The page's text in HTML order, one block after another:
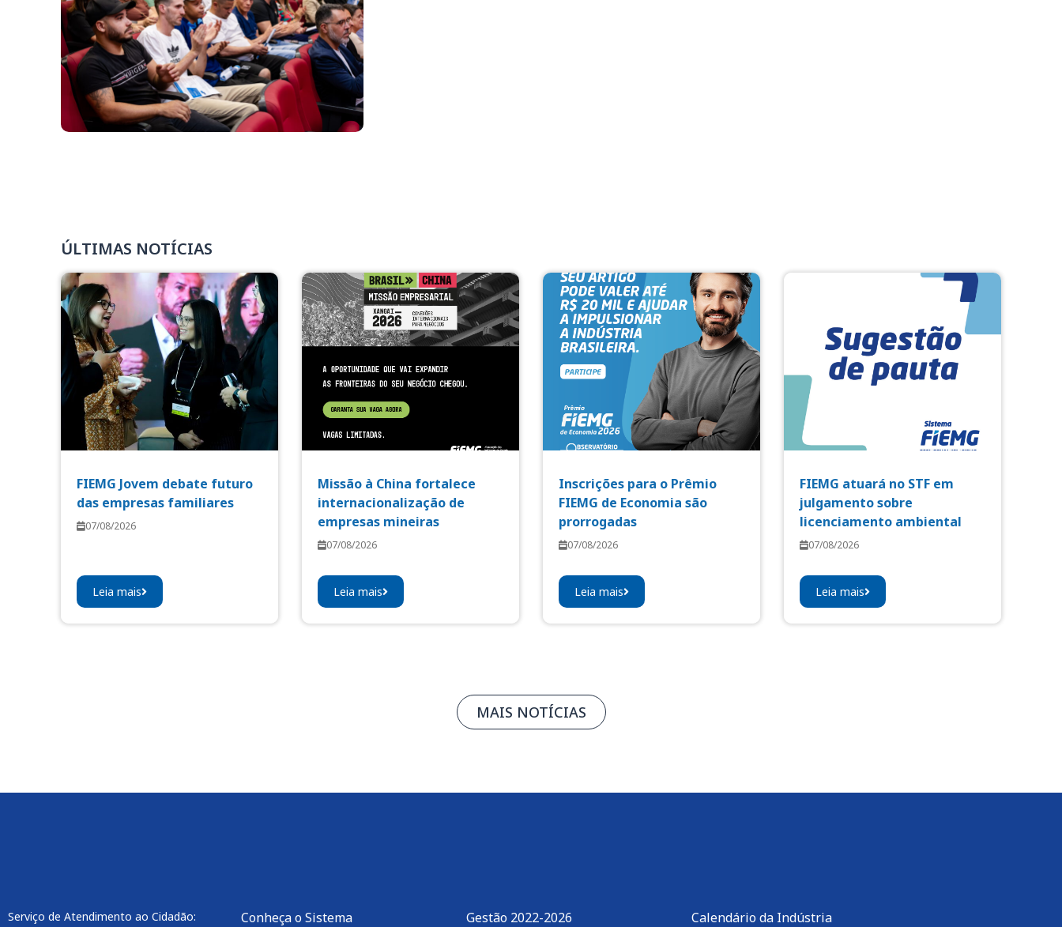
ÚLTIMAS NOTÍCIAS
FIEMG Jovem debate futuro
das empresas familiares
07/08/2026
Leia mais
Missão à China fortalece
internacionalização de
empresas mineiras
07/08/2026
Leia mais
Inscrições para o Prêmio
FIEMG de Economia são
prorrogadas
07/08/2026
Leia mais
FIEMG atuará no STF em
julgamento sobre
licenciamento ambiental
07/08/2026
Leia mais
MAIS NOTÍCIAS
Serviço de Atendimento ao Cidadão: Conheça o Sistema Gestão 2022-2026 Calendário da Indústria